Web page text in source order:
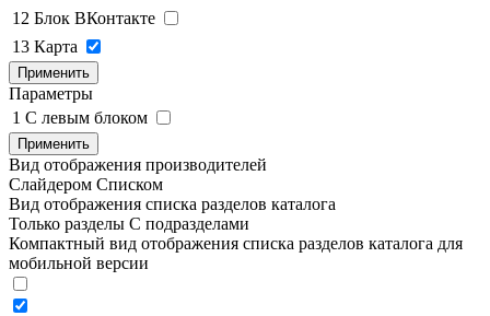
12 Блок ВКонтакте
13 Карта
Применить
Параметры
1 C левым блоком
Применить
Вид отображения производителей
Слайдером Списком
Вид отображения списка разделов каталога
Только разделы С подразделами
Компактный вид отображения списка разделов каталога для
мобильной версии